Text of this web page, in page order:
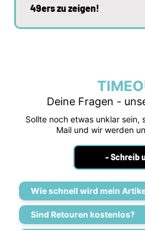
49ers zu zeigen!
Deine Fragen -
Sollte noch etwas unklar sein,
Mail und wir werden
- Schreib
Wie schnell wird mein
Sind Retouren kostenlos?